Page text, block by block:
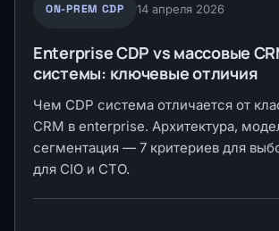
ON-PREM CDP 14 апреля 2026
Enterprise CDP vs массовые
системы: ключевые отличия
Чем CDP система отличается от
CRM в enterprise. Архитектура,
сегментация — 7 критериев для
для CIO и CTO.